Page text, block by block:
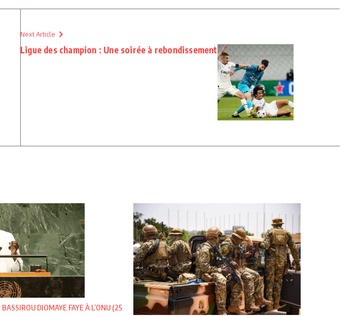
Next Article
Ligue des champion : Une soirée à rebondissement
DIOMAYE FAYE À L’ONU (25